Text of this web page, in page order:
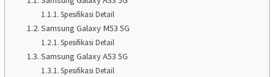
Spesifikasi Detail
Samsung Galaxy M53 5G
Spesifikasi Detail
Samsung Galaxy A53 5G
Spesifikasi Detail